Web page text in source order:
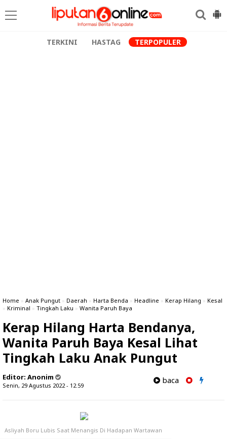
TERKINI HASTAG TERPOPULER
Home » Anak Pungut » Daerah » Harta Benda » Headline » Kerap Hilang » Kesal
» Kriminal » Tingkah Laku » Wanita Paruh Baya
Kerap Hilang Harta Bendanya,
Wanita Paruh Baya Kesal Lihat
Tingkah Laku Anak Pungut
Editor: Anonim
Senin, 29 Agustus 2022 - 12.59
baca
Asliyah Boru Lubis Saat Menangis Di Hadapan Wartawan